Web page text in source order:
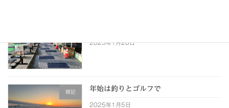
2025年1月20日
雑記 年始は釣りとゴルフで
2025年1月5日